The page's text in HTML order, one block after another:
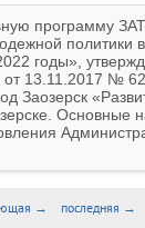
программу
политики
годы»,
13.11.2017 №
Заозерск
Основные
→ последняя →